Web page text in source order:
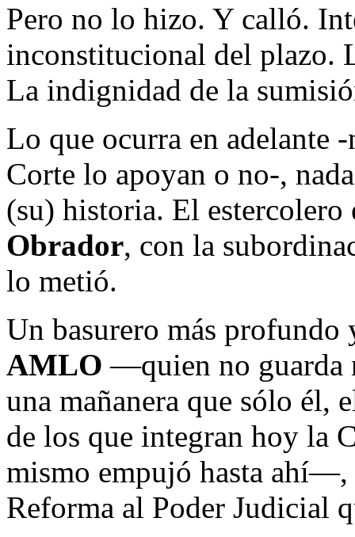
Pero no lo hizo. Y calló.
inconstitucional del plazo.
La indignidad de la
Lo que ocurra en adelante
Corte lo apoyan o no-,
(su) historia. El
Obrador, con la
lo metió.
Un basurero más
AMLO —quien no guarda
una mañanera que sólo él,
de los que integran hoy la
mismo empujó hasta
Reforma al Poder Judicial